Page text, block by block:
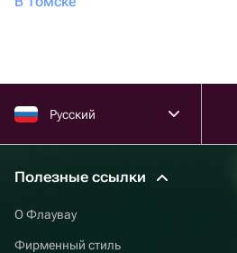
Русский
Полезные ссылки
О Флаувау
Фирменный стиль